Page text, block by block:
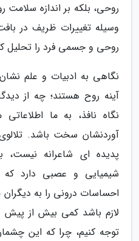
روحی، بلکه بر اندازه سلامت
وسیله تغییرات ظریف در
روحی و جسمی فرد را تحلیل
نگاهی به ادبیات و علم
آینه روح هستند؛ چه از
نگاه نافذ، به ما
آوردنشان سخت باشد.
پدیده ای شاعرانه
شیمیایی و عصبی دارد که
احساسات درونی را به دیگران
لازم باشد کمی بیش از
توجه کنیم، چرا که این